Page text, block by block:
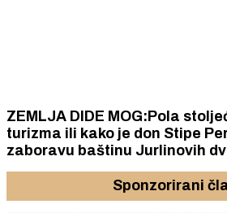
ZEMLJA DIDE MOG:Pola
turizma ili kako je don Stipe Perkov oteo
zaboravu baštinu Jurlinovih
Sponzorirani